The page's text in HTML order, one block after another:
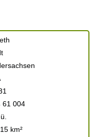
61 004
km²